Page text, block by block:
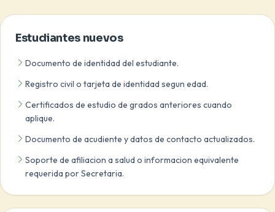
Estudiantes nuevos
Documento de identidad del estudiante.
Registro civil o tarjeta de identidad segun edad.
Certificados de estudio de grados anteriores cuando
aplique.
Documento de acudiente y datos de contacto actualizados.
Soporte de afiliacion a salud o informacion equivalente
requerida por Secretaria.